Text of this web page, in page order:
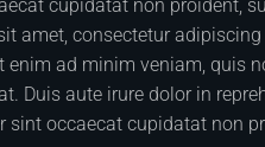
cupidatat non proident,
amet, consectetur
enim ad minim veniam, quis
Duis aute irure dolor in
sint occaecat cupidatat non